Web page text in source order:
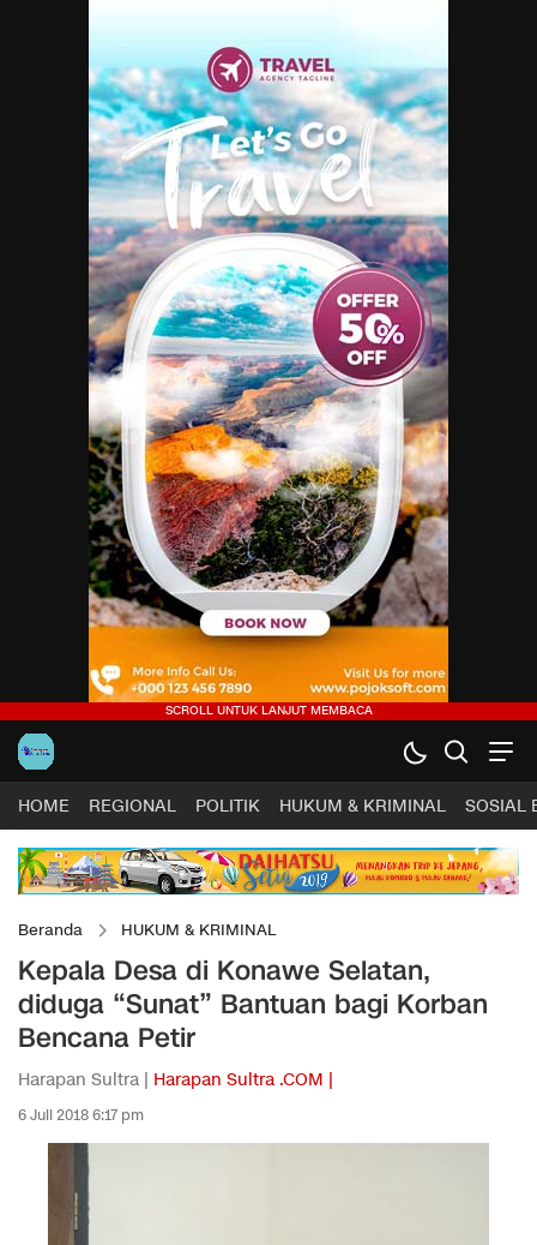
HOME REGIONAL POLITIK HUKUM & KRIMINAL SOSIAL
Beranda HUKUM & KRIMINAL
Kepala Desa di Konawe Selatan,
diduga “Sunat” Bantuan bagi Korban
Bencana Petir
Harapan Sultra | Harapan Sultra .COM |
6 Juli 2018 6:17 pm